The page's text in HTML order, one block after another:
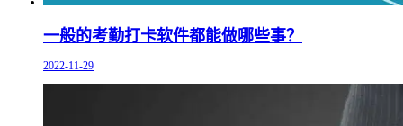
一般的考勤打卡软件都能做哪些事？
2022-11-29